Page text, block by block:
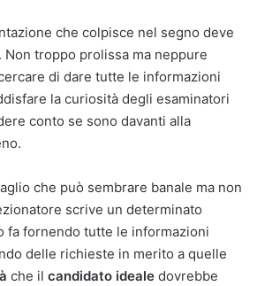
che colpisce nel segno deve
troppo prolissa ma neppure
di dare tutte le informazioni
la curiosità degli esaminatori
conto se sono davanti alla
che può sembrare banale ma non
scrive un determinato
fa fornendo tutte le informazioni
delle richieste in merito a quelle
che il candidato ideale dovrebbe